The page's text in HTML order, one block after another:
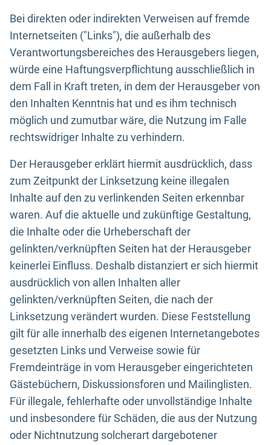
Bei direkten oder indirekten Verweisen auf fremde
Internetseiten ("Links"), die außerhalb des
Verantwortungsbereiches des Herausgebers liegen,
würde eine Haftungsverpflichtung ausschließlich in
dem Fall in Kraft treten, in dem der Herausgeber von
den Inhalten Kenntnis hat und es ihm technisch
möglich und zumutbar wäre, die Nutzung im Falle
rechtswidriger Inhalte zu verhindern.
Der Herausgeber erklärt hiermit ausdrücklich, dass
zum Zeitpunkt der Linksetzung keine illegalen
Inhalte auf den zu verlinkenden Seiten erkennbar
waren. Auf die aktuelle und zukünftige Gestaltung,
die Inhalte oder die Urheberschaft der
gelinkten/verknüpften Seiten hat der Herausgeber
keinerlei Einfluss. Deshalb distanziert er sich hiermit
ausdrücklich von allen Inhalten aller
gelinkten/verknüpften Seiten, die nach der
Linksetzung verändert wurden. Diese Feststellung
gilt für alle innerhalb des eigenen Internetangebotes
gesetzten Links und Verweise sowie für
Fremdeinträge in vom Herausgeber eingerichteten
Gästebüchern, Diskussionsforen und Mailinglisten.
Für illegale, fehlerhafte oder unvollständige Inhalte
und insbesondere für Schäden, die aus der Nutzung
oder Nichtnutzung solcherart dargebotener